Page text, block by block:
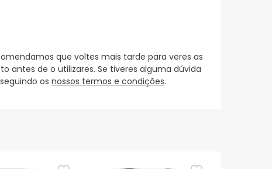
que voltes mais tarde para veres as
antes de o utilizares. Se tiveres alguma dúvida
os nossos termos e condições.